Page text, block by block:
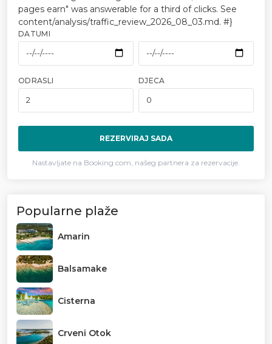
pages earn" was answerable for a third of clicks. See
content/analysis/traffic_review_2026_08_03.md. #}
DATUMI
ODRASLI DJECA
REZERVIRAJ SADA
Nastavljate na Booking.com, našeg partnera za rezervacije.
Popularne plaže
Amarin
Balsamake
Cisterna
Crveni Otok